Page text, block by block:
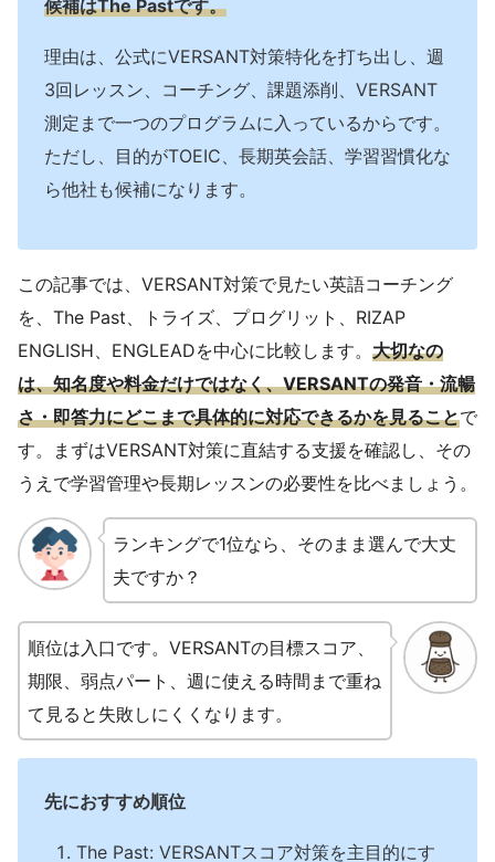
候補はThe Pastです。
理由は、公式にVERSANT対策特化を打ち出し、週
3回レッスン、コーチング、課題添削、VERSANT
測定まで一つのプログラムに入っているからです。
ただし、目的がTOEIC、長期英会話、学習習慣化な
ら他社も候補になります。
この記事では、VERSANT対策で見たい英語コーチング
を、The Past、トライズ、プログリット、RIZAP
ENGLISH、ENGLEADを中心に比較します。 大切なの
は、知名度や料金だけではなく、VERSANTの発音・流暢
さ・即答力にどこまで具体的に対応できるかを見ることで
す。まずはVERSANT対策に直結する支援を確認し、その
うえで学習管理や長期レッスンの必要性を比べましょう。
ランキングで1位なら、そのまま選んで大丈
夫ですか？
順位は入口です。VERSANTの目標スコア、
期限、弱点パート、週に使える時間まで重ね
て見ると失敗しにくくなります。
先におすすめ順位
The Past: VERSANTスコア対策を主目的にす